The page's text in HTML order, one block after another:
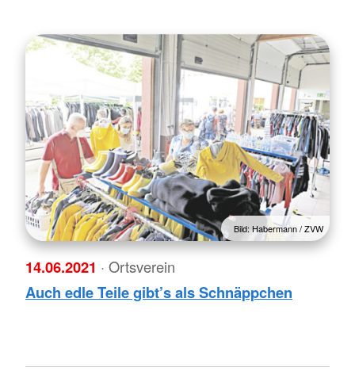
Bild: Habermann / ZVW
14.06.2021 · Ortsverein
Auch edle Teile gibt’s als Schnäppchen